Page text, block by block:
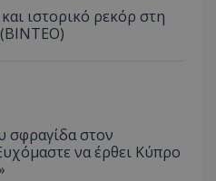
ιστορικό ρεκόρ στη
(ΒΙΝΤΕΟ)
σφραγίδα στον
να έρθει Κύπρο